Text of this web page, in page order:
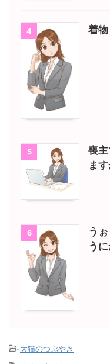
4 着
5
喪
ま
6
う
う
-大猫のつぶやき